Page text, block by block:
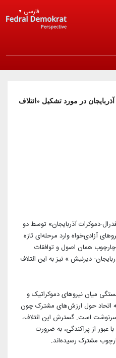
فارسی ▼
در مورد تشکیل «ائتلاف
دموکرات آذربایجان» توسط دو
آزادی‌خواه وارد مرحله‌ای تازه
همان اصول و توافقات
دیرنیش » نیز به این ائتلاف
میان نیروهای دموکراتیک و
اتحاد حول ارزش‌های مشترک چون
سرنوشت است. گسترش این ائتلاف،
عبور از پراکندگی، به ضرورت
مشترک رسیده‌اند.